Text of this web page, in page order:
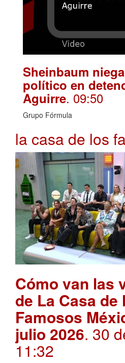
Sheinbaum
político en
Aguirre. 09:50
Grupo Fórmula
la casa de los
Cómo van las
de La Casa de
Famosos
julio 2026. 30
11:32